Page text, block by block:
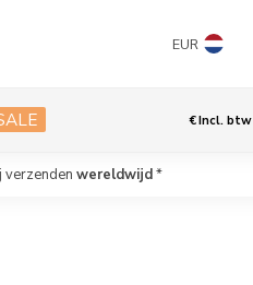
EUR
€Incl. btw
verzenden wereldwijd*